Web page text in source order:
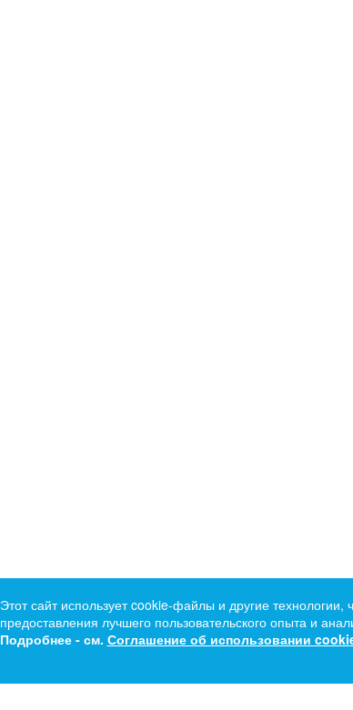
Этот сайт использует cookie-файлы и другие
предоставления лучшего пользовательского опыта и
Подробнее - см. Соглашение об использовании